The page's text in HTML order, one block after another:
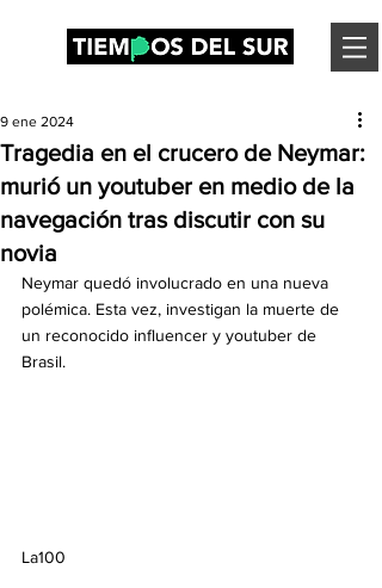
Tragedia en el crucero de Neymar:
murió un youtuber en medio de la
navegación tras discutir con su
novia
9 ene 2024
Neymar quedó involucrado en una nueva
polémica. Esta vez, investigan la muerte de
un reconocido influencer y youtuber de
Brasil.
La100